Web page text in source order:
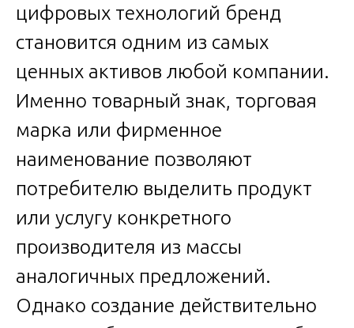
цифровых технологий бренд
становится одним из самых
ценных активов любой компании.
Именно товарный знак, торговая
марка или фирменное
наименование позволяют
потребителю выделить продукт
или услугу конкретного
производителя из массы
аналогичных предложений.
Однако создание действительно